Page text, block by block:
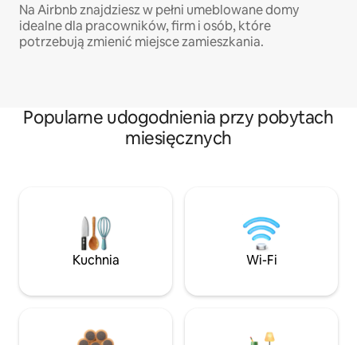
Na Airbnb znajdziesz w pełni umeblowane domy
idealne dla pracowników, firm i osób, które
potrzebują zmienić miejsce zamieszkania.
Popularne udogodnienia przy pobytach
miesięcznych
Kuchnia Wi-Fi